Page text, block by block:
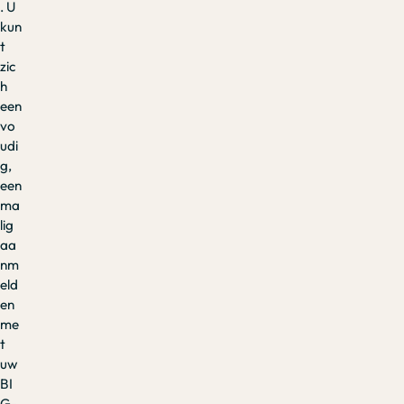
. U
kun
t
zic
h
een
vo
udi
g,
een
ma
lig
aa
nm
eld
en
me
t
uw
BI